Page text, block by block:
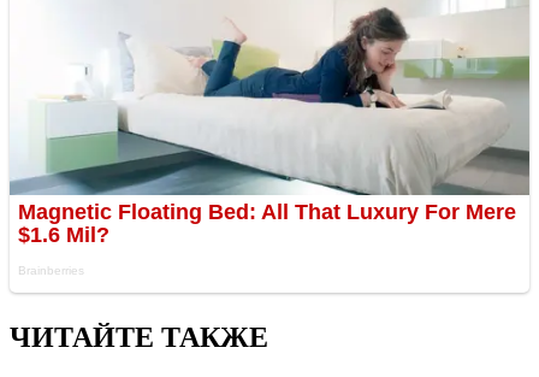
ЧИТАЙТЕ ТАКЖЕ